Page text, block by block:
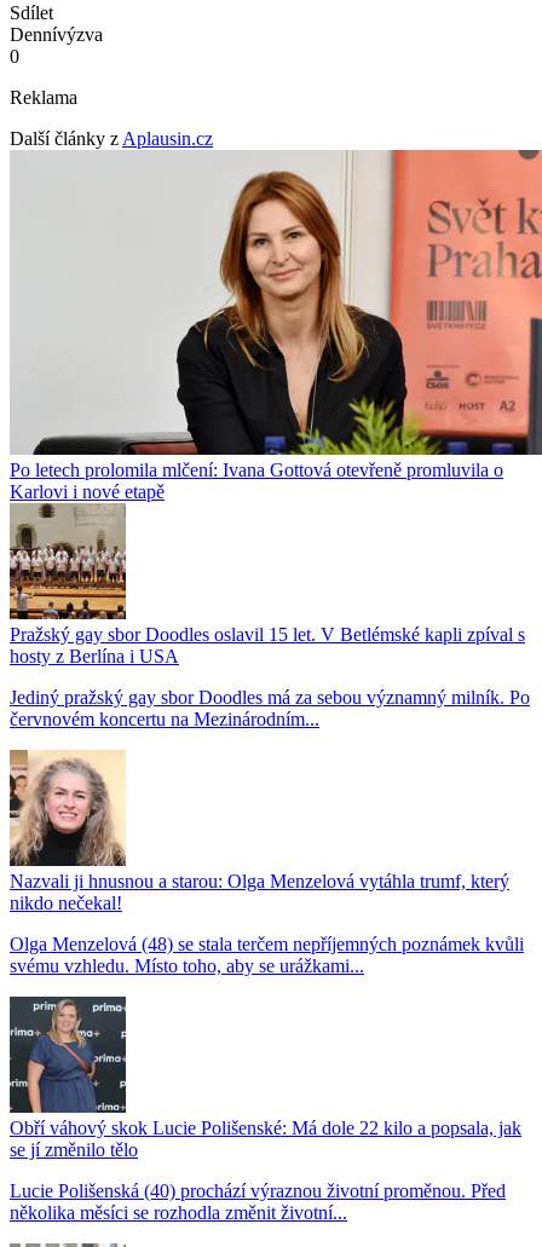
Sdílet
Dennívýzva
0
Reklama
Další články z Aplausin.cz
Po letech prolomila mlčení: Ivana Gottová otevřeně promluvila o
Karlovi i nové etapě
Pražský gay sbor Doodles oslavil 15 let. V Betlémské kapli zpíval s
hosty z Berlína i USA
Jediný pražský gay sbor Doodles má za sebou významný milník. Po
červnovém koncertu na Mezinárodním...
Nazvali ji hnusnou a starou: Olga Menzelová vytáhla trumf, který
nikdo nečekal!
Olga Menzelová (48) se stala terčem nepříjemných poznámek kvůli
svému vzhledu. Místo toho, aby se urážkami...
Obří váhový skok Lucie Polišenské: Má dole 22 kilo a popsala, jak
se jí změnilo tělo
Lucie Polišenská (40) prochází výraznou životní proměnou. Před
několika měsíci se rozhodla změnit životní...